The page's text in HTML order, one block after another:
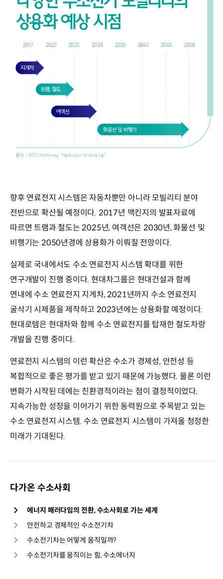
향후 연료전지 시스템은 자동차뿐만 아니라 모빌리티 분야
전반으로 확산될 예정이다. 2017년 맥킨지의 발표자료에
따르면 트램과 철도는 2025년, 여객선은 2030년, 화물선 및
비행기는 2050년경에 상용화가 이뤄질 전망이다.
실제로 국내에서도 수소 연료전지 시스템 확대를 위한
연구개발이 진행 중이다. 현대차그룹은 현대건설과 함께
연내에 수소 연료전지 지게차, 2021년까지 수소 연료전지
굴삭기 시제품을 제작하고 2023년에는 상용화할 예정이다.
현대로템은 현대차와 함께 수소 연료전지를 탑재한 철도차량
개발을 진행 중이다.
연료전지 시스템의 이런 확산은 수소가 경제성, 안전성 등
복합적으로 좋은 평가를 받고 있기 때문에 가능했다. 물론 이런
변화가 시작된 데에는 친환경적이라는 점이 결정적이었다.
지속가능한 성장을 이어가기 위한 동력원으로 주목받고 있는
수소 연료전지 시스템. 수소 연료전지 시스템이 가져올 청정한
미래가 기대된다.
다가온 수소사회
에너지 패러다임의 전환, 수소사회로 가는 세계
안전하고 경제적인 수소전기차
수소전기차는 어떻게 움직일까?
수소전기차를 움직이는 힘, 수소에너지